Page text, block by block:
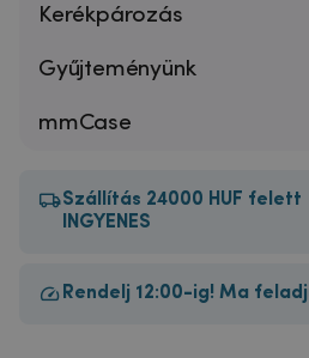
Kerékpározás
Gyűjteményünk
mmCase
Szállítás 24000 HUF felett
INGYENES
Rendelj 12:00-ig! Ma